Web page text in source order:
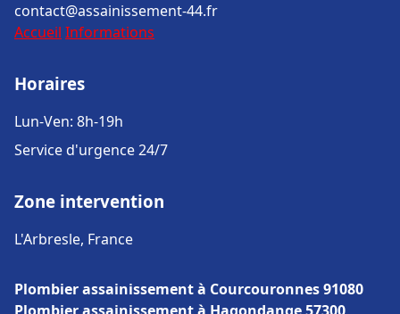
contact@assainissement-44.fr
Accueil Informations
Horaires
Lun-Ven: 8h-19h
Service d'urgence 24/7
Zone intervention
L'Arbresle, France
Plombier assainissement à Courcouronnes 91080